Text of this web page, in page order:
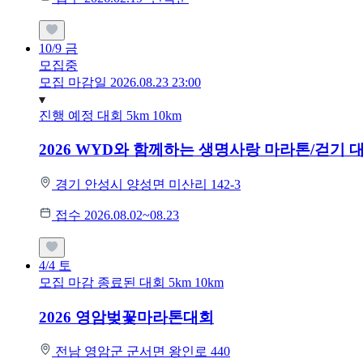
10/9 금
모집중
모집 마감일 2026.08.23 23:00
진행 예정 대회 5km 10km
2026 WYD와 함께하는 생명사랑 마라톤/걷기
경기 안성시 양성면 미산리 142-3
접수 2026.08.02~08.23
4/4 토
모집 마감 종료된 대회 5km 10km
2026 영암벚꽃마라톤대회
전남 영암군 군서면 왕인로 440